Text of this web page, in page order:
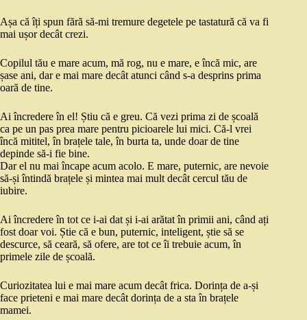
Așa că îți spun fără să-mi tremure degetele pe tastatură că va fi
mai ușor decât crezi.
Copilul tău e mare acum, mă rog, nu e mare, e încă mic, are
șase ani, dar e mai mare decât atunci când s-a desprins prima
oară de tine.
Ai încredere în el! Știu că e greu. Că vezi prima zi de școală
ca pe un pas prea mare pentru picioarele lui mici. Că-l vrei
încă mititel, în brațele tale, în burta ta, unde doar de tine
depinde să-i fie bine.
Dar el nu mai încape acum acolo. E mare, puternic, are nevoie
să-și întindă brațele și mintea mai mult decât cercul tău de
iubire.
Ai încredere în tot ce i-ai dat și i-ai arătat în primii ani, când ați
fost doar voi. Știe că e bun, puternic, inteligent, știe să se
descurce, să ceară, să ofere, are tot ce îi trebuie acum, în
primele zile de școală.
Curiozitatea lui e mai mare acum decât frica. Dorința de a-și
face prieteni e mai mare decât dorința de a sta în brațele
mamei.